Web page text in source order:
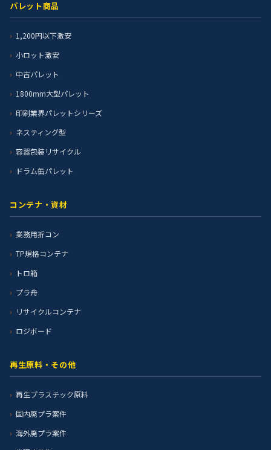
パレット商品
1,200円以下激安
小ロット激安
中古パレット
1800mm大型パレット
印刷業界パレットシリーズ
ネスティング型
容器包装リサイクル
ドラム缶パレット
コンテナ・資材
業務用折コン
TP規格コンテナ
トロ箱
プラ舟
リサイクルコンテナ
ロジボード
再生原料・その他
再生プラスチック原料
国内廃プラ案件
海外廃プラ案件